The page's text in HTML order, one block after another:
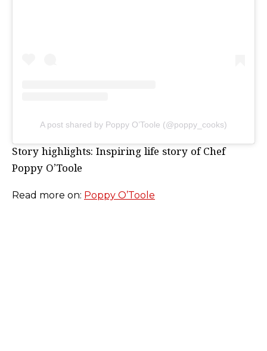
A post shared by Poppy O’Toole (@poppy_cooks)
Story highlights: Inspiring life story of Chef
Poppy O’Toole
Read more on: Poppy O’Toole